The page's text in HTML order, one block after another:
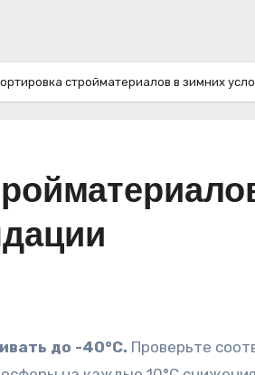
стройматериалов в зимних
до -40°C. Проверьте